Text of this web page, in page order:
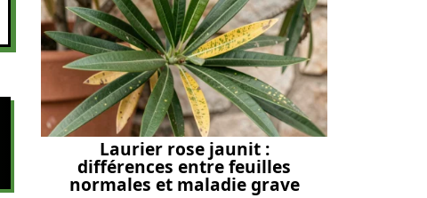
Laurier rose jaunit :
différences entre feuilles
normales et maladie grave